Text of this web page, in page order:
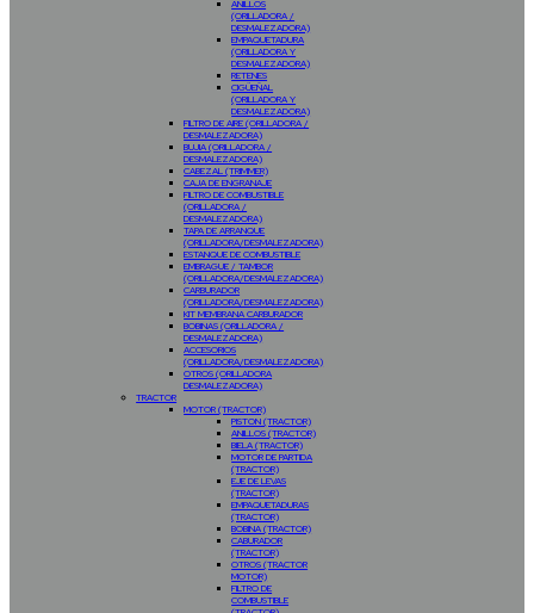
ANILLOS
(ORILLADORA /
DESMALEZADORA)
EMPAQUETADURA
(ORILLADORA Y
DESMALEZADORA)
RETENES
CIGÜEÑAL
(ORILLADORA Y
DESMALEZADORA)
FILTRO DE AIRE (ORILLADORA /
DESMALEZADORA)
BUJIA (ORILLADORA /
DESMALEZADORA)
CABEZAL (TRIMMER)
CAJA DE ENGRANAJE
FILTRO DE COMBUSTIBLE
(ORILLADORA /
DESMALEZADORA)
TAPA DE ARRANQUE
(ORILLADORA/DESMALEZADORA)
ESTANQUE DE COMBUSTIBLE
EMBRAGUE / TAMBOR
(ORILLADORA/DESMALEZADORA)
CARBURADOR
(ORILLADORA/DESMALEZADORA)
KIT MEMBRANA CARBURADOR
BOBINAS (ORILLADORA /
DESMALEZADORA)
ACCESORIOS
(ORILLADORA/DESMALEZADORA)
OTROS (ORILLADORA
DESMALEZADORA)
TRACTOR
MOTOR (TRACTOR)
PISTON (TRACTOR)
ANILLOS (TRACTOR)
BIELA (TRACTOR)
MOTOR DE PARTIDA
(TRACTOR)
EJE DE LEVAS
(TRACTOR)
EMPAQUETADURAS
(TRACTOR)
BOBINA (TRACTOR)
CABURADOR
(TRACTOR)
OTROS (TRACTOR
MOTOR)
FILTRO DE
COMBUSTIBLE